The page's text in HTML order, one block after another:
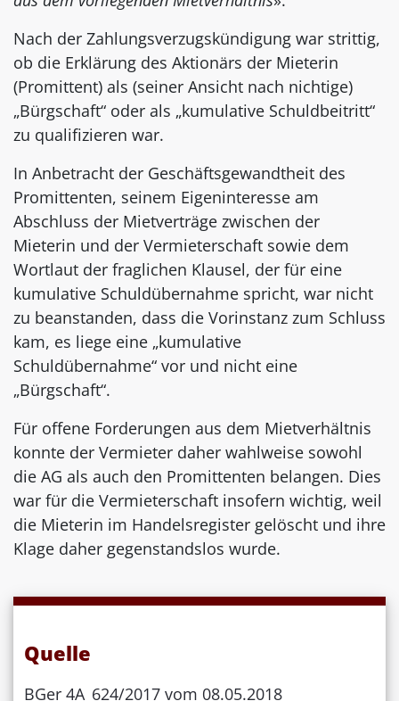
Nach der Zahlungsverzugskündigung war strittig,
ob die Erklärung des Aktionärs der Mieterin
(Promittent) als (seiner Ansicht nach nichtige)
„Bürgschaft“ oder als „kumulative Schuldbeitritt“
zu qualifizieren war.
In Anbetracht der Geschäftsgewandtheit des
Promittenten, seinem Eigeninteresse am
Abschluss der Mietverträge zwischen der
Mieterin und der Vermieterschaft sowie dem
Wortlaut der fraglichen Klausel, der für eine
kumulative Schuldübernahme spricht, war nicht
zu beanstanden, dass die Vorinstanz zum Schluss
kam, es liege eine „kumulative
Schuldübernahme“ vor und nicht eine
„Bürgschaft“.
Für offene Forderungen aus dem Mietverhältnis
konnte der Vermieter daher wahlweise sowohl
die AG als auch den Promittenten belangen. Dies
war für die Vermieterschaft insofern wichtig, weil
die Mieterin im Handelsregister gelöscht und ihre
Klage daher gegenstandslos wurde.
Quelle
BGer 4A_624/2017 vom 08.05.2018